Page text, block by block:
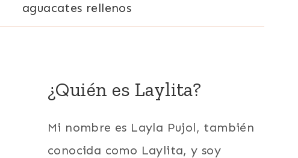
aguacates rellenos
¿Quién es Laylita?
Mi nombre es Layla Pujol, también
conocida como Laylita, y soy